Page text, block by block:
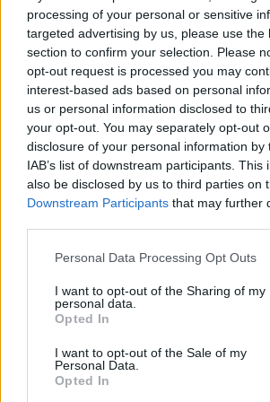
processing of your personal or sensitive
targeted advertising by us, please use the
section to confirm your selection. Please
opt-out request is processed you may
interest-based ads based on personal
us or personal information disclosed to
your opt-out. You may separately opt-out
disclosure of your personal information by
IAB’s list of downstream participants. This
also be disclosed by us to third parties on
Downstream Participants that may further
Personal Data Processing Opt Outs
I want to opt-out of the Sharing of my
personal data.
Opted In
I want to opt-out of the Sale of my
Personal Data.
Opted In
Senaste inlägget avStol3n_Identity för
Projekt
Manta b som ska räddas
delar sökes)
Senaste inlägget avTyfors för 20
Huggern goes big block with
Senaste inlägget av hugger69 för 21
Camaro som bruksbil?! 57 svar
Volkswagen split bus t1 1962
Golf Mk2 16v Turbo
Vw 1956 oval prosjekt
Senaste inlägget av